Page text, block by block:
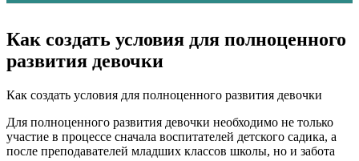
Как создать условия для полноценного
развития девочки
Как создать условия для полноценного развития девочки
Для полноценного развития девочки необходимо не только
участие в процессе сначала воспитателей детского садика, а
после преподавателей младших классов школы, но и забота